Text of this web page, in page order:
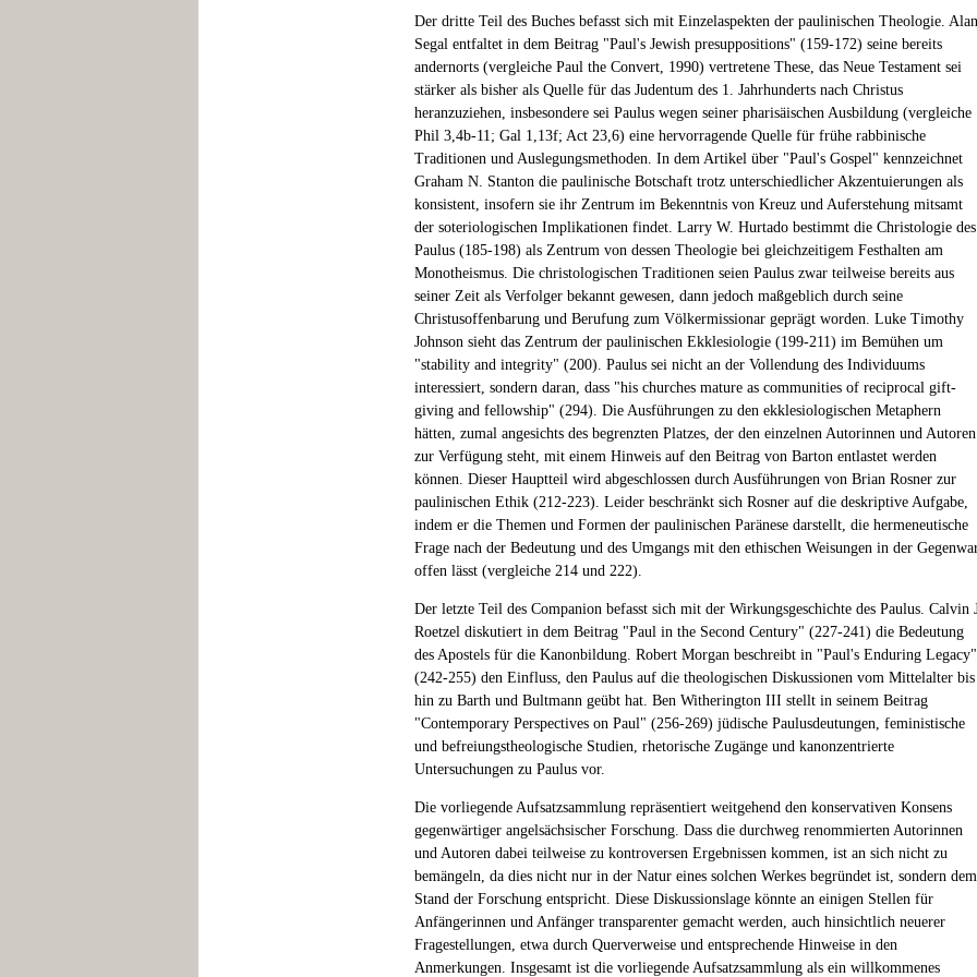
Der dritte Teil des Buches befasst sich mit Einzelaspekten der paulinischen Theologie. Alan
Segal entfaltet in dem Beitrag "Paul's Jewish presuppositions" (159-172) seine bereits
andernorts (vergleiche Paul the Convert, 1990) vertretene These, das Neue Testament sei
stärker als bisher als Quelle für das Judentum des 1. Jahrhunderts nach Christus
heranzuziehen, insbesondere sei Paulus wegen seiner pharisäischen Ausbildung (vergleiche
Phil 3,4b-11; Gal 1,13f; Act 23,6) eine hervorragende Quelle für frühe rabbinische
Traditionen und Auslegungsmethoden. In dem Artikel über "Paul's Gospel" kennzeichnet
Graham N. Stanton die paulinische Botschaft trotz unterschiedlicher Akzentuierungen als
konsistent, insofern sie ihr Zentrum im Bekenntnis von Kreuz und Auferstehung mitsamt
der soteriologischen Implikationen findet. Larry W. Hurtado bestimmt die Christologie des
Paulus (185-198) als Zentrum von dessen Theologie bei gleichzeitigem Festhalten am
Monotheismus. Die christologischen Traditionen seien Paulus zwar teilweise bereits aus
seiner Zeit als Verfolger bekannt gewesen, dann jedoch maßgeblich durch seine
Christusoffenbarung und Berufung zum Völkermissionar geprägt worden. Luke Timothy
Johnson sieht das Zentrum der paulinischen Ekklesiologie (199-211) im Bemühen um
"stability and integrity" (200). Paulus sei nicht an der Vollendung des Individuums
interessiert, sondern daran, dass "his churches mature as communities of reciprocal gift-
giving and fellowship" (294). Die Ausführungen zu den ekklesiologischen Metaphern
hätten, zumal angesichts des begrenzten Platzes, der den einzelnen Autorinnen und Autoren
zur Verfügung steht, mit einem Hinweis auf den Beitrag von Barton entlastet werden
können. Dieser Hauptteil wird abgeschlossen durch Ausführungen von Brian Rosner zur
paulinischen Ethik (212-223). Leider beschränkt sich Rosner auf die deskriptive Aufgabe,
indem er die Themen und Formen der paulinischen Paränese darstellt, die hermeneutische
Frage nach der Bedeutung und des Umgangs mit den ethischen Weisungen in der
offen lässt (vergleiche 214 und 222).
Der letzte Teil des Companion befasst sich mit der Wirkungsgeschichte des Paulus. Calvin
Roetzel diskutiert in dem Beitrag "Paul in the Second Century" (227-241) die Bedeutung
des Apostels für die Kanonbildung. Robert Morgan beschreibt in "Paul's Enduring Legacy"
(242-255) den Einfluss, den Paulus auf die theologischen Diskussionen vom Mittelalter bis
hin zu Barth und Bultmann geübt hat. Ben Witherington III stellt in seinem Beitrag
"Contemporary Perspectives on Paul" (256-269) jüdische Paulusdeutungen, feministische
und befreiungstheologische Studien, rhetorische Zugänge und kanonzentrierte
Untersuchungen zu Paulus vor.
Die vorliegende Aufsatzsammlung repräsentiert weitgehend den konservativen Konsens
gegenwärtiger angelsächsischer Forschung. Dass die durchweg renommierten Autorinnen
und Autoren dabei teilweise zu kontroversen Ergebnissen kommen, ist an sich nicht zu
bemängeln, da dies nicht nur in der Natur eines solchen Werkes begründet ist, sondern dem
Stand der Forschung entspricht. Diese Diskussionslage könnte an einigen Stellen für
Anfängerinnen und Anfänger transparenter gemacht werden, auch hinsichtlich neuerer
Fragestellungen, etwa durch Querverweise und entsprechende Hinweise in den
Anmerkungen. Insgesamt ist die vorliegende Aufsatzsammlung als ein willkommenes